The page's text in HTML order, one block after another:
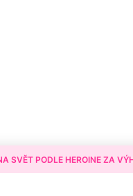
SVĚT PODLE HEROINE ZA